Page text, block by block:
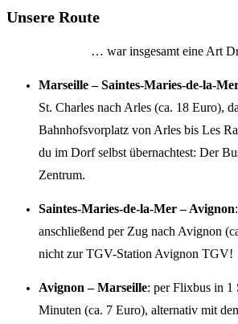
Unsere Route
… war insgesamt eine Art
Marseille – Saintes-Maries-de-la-
St. Charles nach Arles (ca. 18 Euro),
Bahnhofsvorplatz von Arles bis Les
du im Dorf selbst übernachtest: Der
Zentrum.
Saintes-Maries-de-la-Mer – Avignon
anschließend per Zug nach Avignon
nicht zur TGV-Station Avignon TGV!
Avignon – Marseille: per Flixbus in 1
Minuten (ca. 7 Euro), alternativ mit